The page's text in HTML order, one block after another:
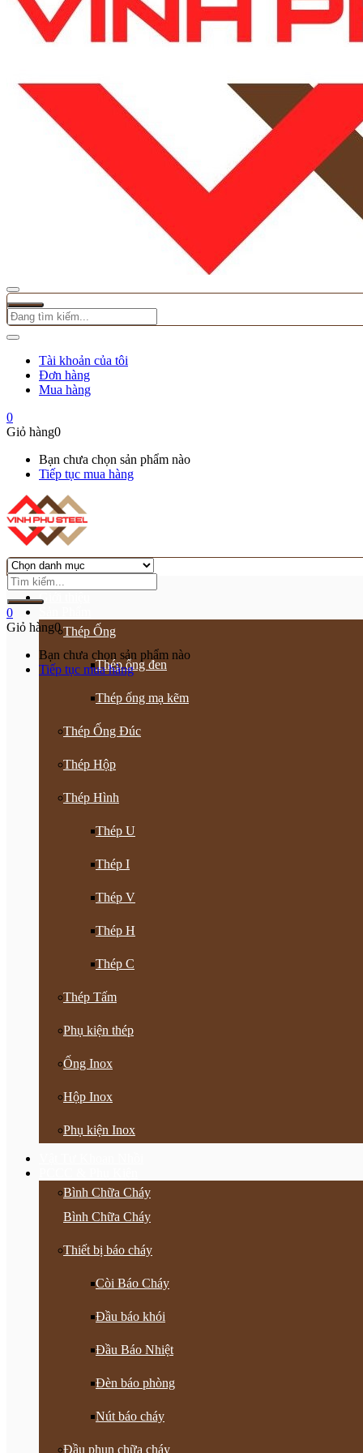
Tài khoản của tôi
Đơn hàng
Mua hàng
0
Giỏ hàng0
Bạn chưa chọn sản phẩm nào
Tiếp tục mua hàng
0
Giỏ hàng0
Bạn chưa chọn sản phẩm nào
Tiếp tục mua hàng
Trang chủ
Giới thiệu
Thép Ống
Thép ống đen
Thép ống mạ kẽm
Thép Ống Đúc
Thép Hộp
Thép Hình
Thép U
Thép I
Thép V
Thép H
Thép C
Thép Tấm
Phụ kiện thép
Ống Inox
Hộp Inox
Phụ kiện Inox
Bình Chữa Cháy
Bình Chữa Cháy
Thiết bị báo cháy
Còi Báo Cháy
Đầu báo khói
Đầu Báo Nhiệt
Đèn báo phòng
Nút báo cháy
Đầu phun chữa cháy